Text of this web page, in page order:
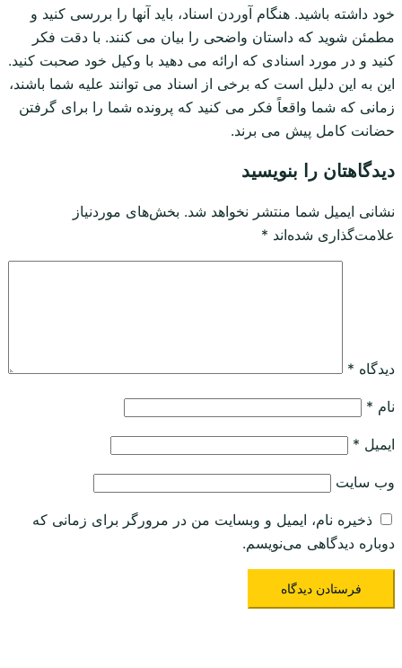
خود داشته باشید. هنگام آوردن اسناد، باید آنها را بررسی کنید و
مطمئن شوید که داستان واضحی را بیان می کنند. با دقت فکر
کنید و در مورد اسنادی که ارائه می دهید با وکیل خود صحبت کنید.
این به این دلیل است که برخی از اسناد می توانند علیه شما باشند،
زمانی که شما واقعاً فکر می کنید که پرونده شما را برای گرفتن
حضانت کامل پیش می برند.
دیدگاهتان را بنویسید
نشانی ایمیل شما منتشر نخواهد شد. بخش‌های موردنیاز
علامت‌گذاری شده‌اند *
دیدگاه *
نام *
ایمیل *
وب‌ سایت
ذخیره نام، ایمیل و وبسایت من در مرورگر برای زمانی که
دوباره دیدگاهی می‌نویسم.